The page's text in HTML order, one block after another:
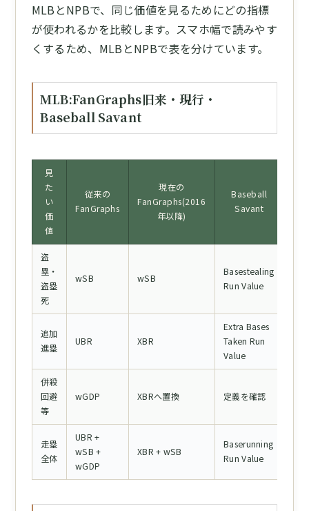
MLBとNPBで、同じ価値を見るためにどの指標
が使われるかを比較します。スマホ幅で読みやす
くするため、MLBとNPBで表を分けています。
MLB:FanGraphs旧来・現行・
Baseball Savant
見
た
い
価
値
従来の
FanGraphs
現在の
FanGraphs(2016
年以降)
Baseball
Savant
盗
塁・
盗塁
死
wSB wSB
Basestealing
Run Value
追加
進塁
UBR XBR
Extra Bases
Taken Run
Value
併殺
回避
等
wGDP XBRへ置換 定義を確認
走塁
全体
UBR +
wSB +
wGDP
XBR + wSB
Baserunning
Run Value